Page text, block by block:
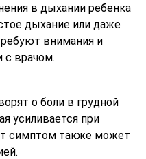
в дыхании ребенка
дыхание или даже
внимания и
с врачом.
о боли в грудной
усиливается при
симптом также может